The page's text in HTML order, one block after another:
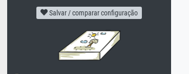
Salvar / comparar configuração